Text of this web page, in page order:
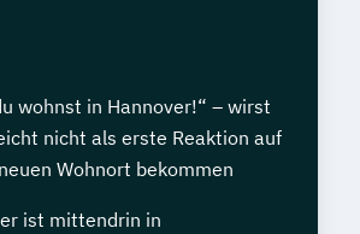
wohnst in Hannover!“ – wirst
nicht als erste Reaktion auf
Wohnort bekommen
ist mittendrin in